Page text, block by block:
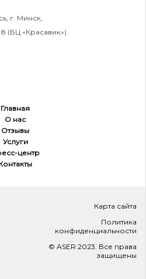
г. Минск,
(БЦ «Красавик»)
Главная
О нас
Отзывы
Услуги
центр
Карта сайта
Политика
конфиденциальности
© ASER 2023. Все права
защищены